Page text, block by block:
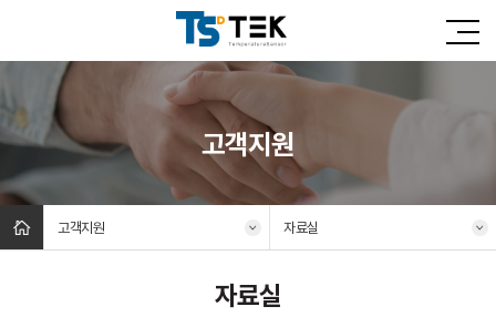
고객지원
고객지원 자료실
자료실